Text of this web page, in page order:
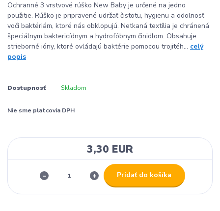
Ochranné 3 vrstvové rúško New Baby je určené na jedno
použitie. Rúško je pripravené udržať čistotu, hygienu a odolnosť
voči baktériám, ktoré nás obklopujú. Netkaná textília je chránená
špeciálnym baktericídnym a hydrofóbnym činidlom. Obsahuje
strieborné ióny, ktoré ovládajú baktérie pomocou trojitéh... celý
popis
Dostupnosť Skladom
Nie sme platcovia DPH
3,30 EUR
Pridať do košíka